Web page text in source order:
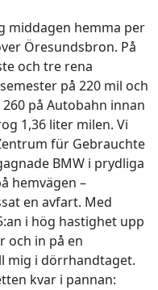
middagen hemma per
Öresundsbron. På
och tre rena
på 220 mil och
på Autobahn innan
1,36 liter milen. Vi
für Gebrauchte
BMW i prydliga
hemvägen –
en avfart. Med
i hög hastighet upp
och in på en
mig i dörrhandtaget.
kvar i pannan: